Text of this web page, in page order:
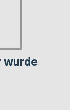
wurde